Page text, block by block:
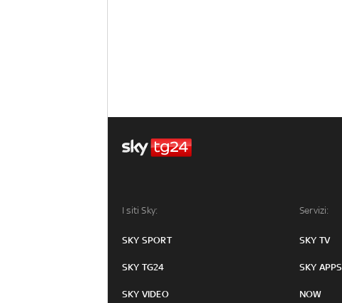
I siti Sky:
SKY SPORT
SKY TG24
SKY VIDEO
Servizi:
SKY TV
SKY APPS
NOW